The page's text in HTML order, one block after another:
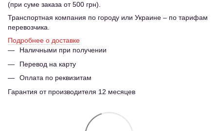
(при суме заказа от 500 грн).
Транспортная компания по городу или Украине – по тарифам
перевозчика.
Подробнее о доставке
Наличными при получении
Перевод на карту
Оплата по реквизитам
Гарантия от производителя 12 месяцев